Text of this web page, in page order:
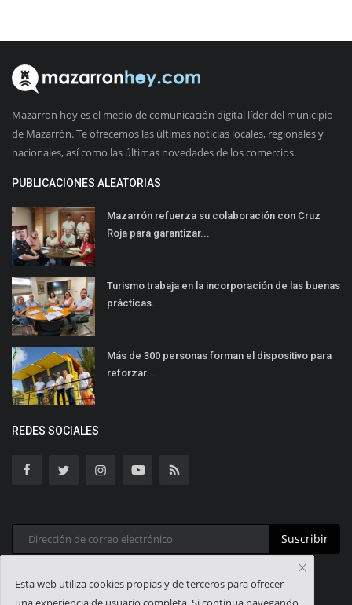
Mazarron hoy es el medio de comunicación digital líder del municipio
de Mazarrón. Te ofrecemos las últimas noticias locales, regionales y
nacionales, así como las últimas novedades de los comercios.
PUBLICACIONES ALEATORIAS
Mazarrón refuerza su colaboración con Cruz
Roja para garantizar...
Turismo trabaja en la incorporación de las buenas
prácticas...
Más de 300 personas forman el dispositivo para
reforzar...
REDES SOCIALES
Suscribir
Esta web utiliza cookies propias y de terceros para ofrecer